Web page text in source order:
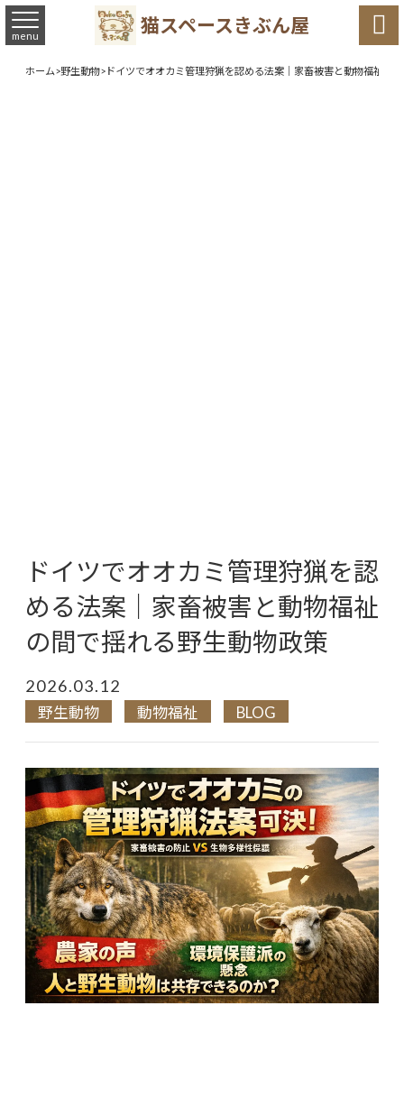
猫スペースきぶん屋
menu 
ホーム>野生動物>ドイツでオオカミ管理狩猟を認める法案｜家畜被害と動物福祉の
ドイツでオオカミ管理狩猟を認
める法案｜家畜被害と動物福祉
の間で揺れる野生動物政策
2026.03.12
野生動物 動物福祉 BLOG